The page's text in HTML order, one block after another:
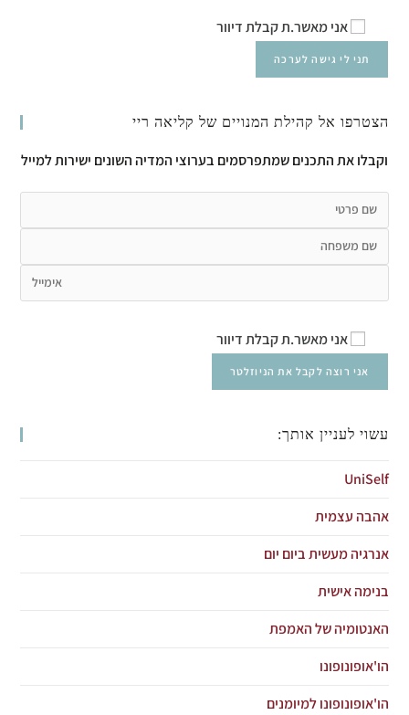
אני מאשר.ת קבלת דיוור
הצטרפו אל קהילת המנויים של קליאה ריי
וקבלו את התכנים שמתפרסמים בערוצי המדיה השונים ישירות למייל
אני מאשר.ת קבלת דיוור
עשוי לעניין אותך:
UniSelf
אהבה עצמית
אנרגיה מעשית ביום יום
בנימה אישית
האנטומיה של האמפת
הו'אופונופונו
הו'אופונופונו למיומנים